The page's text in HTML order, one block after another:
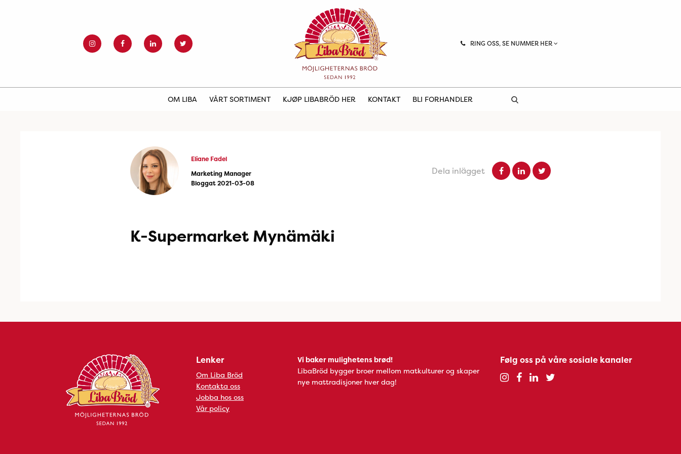
RING OSS, SE NUMMER HER
OM LIBA VÅRT SORTIMENT KJØP LIBABRÖD HER KONTAKT BLI FORHANDLER
Eliane Fadel
Marketing Manager
Bloggat 2021-03-08
Dela inlägget
K-Supermarket Mynämäki
Lenker
Om Liba Bröd
Kontakta oss
Jobba hos oss
Vår policy
Vi baker mulighetens brød!
LibaBröd bygger broer mellom matkulturer og skaper
nye mattradisjoner hver dag!
Følg oss på våre sosiale kanaler